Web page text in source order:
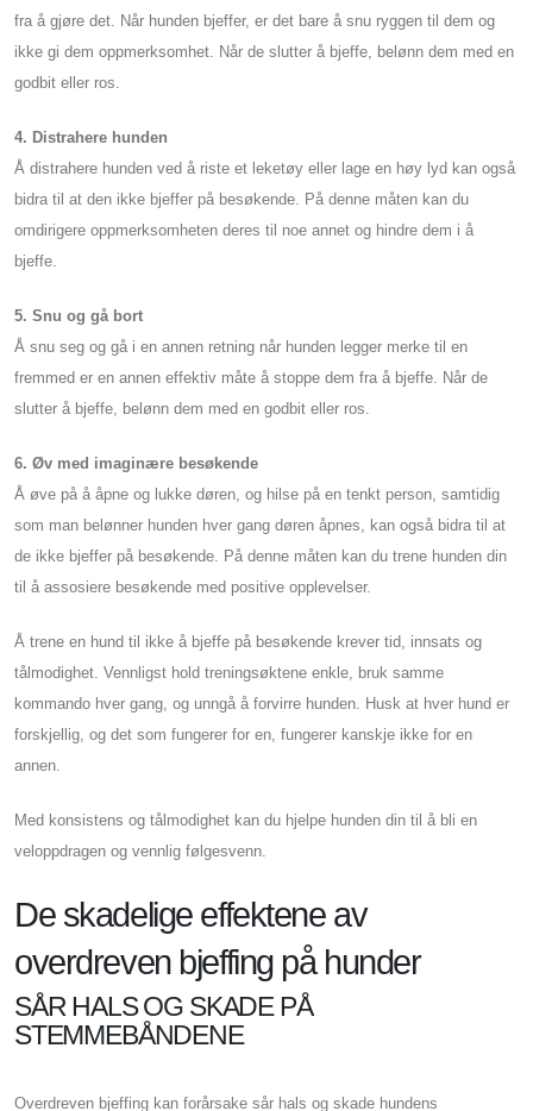
fra å gjøre det. Når hunden bjeffer, er det bare å snu ryggen til dem og
ikke gi dem oppmerksomhet. Når de slutter å bjeffe, belønn dem med en
godbit eller ros.
4. Distrahere hunden
Å distrahere hunden ved å riste et leketøy eller lage en høy lyd kan også
bidra til at den ikke bjeffer på besøkende. På denne måten kan du
omdirigere oppmerksomheten deres til noe annet og hindre dem i å
bjeffe.
5. Snu og gå bort
Å snu seg og gå i en annen retning når hunden legger merke til en
fremmed er en annen effektiv måte å stoppe dem fra å bjeffe. Når de
slutter å bjeffe, belønn dem med en godbit eller ros.
6. Øv med imaginære besøkende
Å øve på å åpne og lukke døren, og hilse på en tenkt person, samtidig
som man belønner hunden hver gang døren åpnes, kan også bidra til at
de ikke bjeffer på besøkende. På denne måten kan du trene hunden din
til å assosiere besøkende med positive opplevelser.
Å trene en hund til ikke å bjeffe på besøkende krever tid, innsats og
tålmodighet. Vennligst hold treningsøktene enkle, bruk samme
kommando hver gang, og unngå å forvirre hunden. Husk at hver hund er
forskjellig, og det som fungerer for en, fungerer kanskje ikke for en
annen.
Med konsistens og tålmodighet kan du hjelpe hunden din til å bli en
veloppdragen og vennlig følgesvenn.
De skadelige effektene av
overdreven bjeffing på hunder
SÅR HALS OG SKADE PÅ
STEMMEBÅNDENE
Overdreven bjeffing kan forårsake sår hals og skade hundens